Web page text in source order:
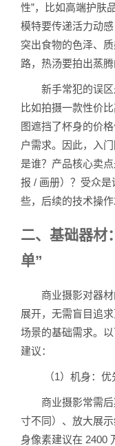
性”，比如高端护肤
模特要传递活力动
突出食物的色泽、
路，热汤要拍出蒸腾
新手常犯的误区是
比如拍摄一款性价
图遮挡了杯身的价
户需求。因此，入
是谁？产品核心卖
报 / 画册）？受众
些，后续的技术操作
二、基础器材
单”
商业摄影对器材
展开，无需盲目追
场景的基础需求。
建议：
（1）机身：优先
商业摄影常需后
寸不同）、放大展
身像素建议在 2400